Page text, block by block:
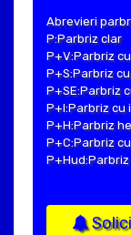
Abrevieri
P:Parbriz clar
P+V:Parbriz
P+S:Parbriz
P+SE:Parbriz
P+I:Parbriz cu
P+H:Parbriz
P+C:Parbriz